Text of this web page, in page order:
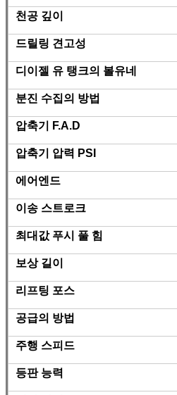
천공 깊이
드릴링 견고성
디이젤 유 탱크의 볼유네
분진 수집의 방법
압축기 F.A.D
압축기 압력 PSI
에어엔드
이송 스트로크
최대값 푸시 풀 힘
보상 길이
리프팅 포스
공급의 방법
주행 스피드
등판 능력